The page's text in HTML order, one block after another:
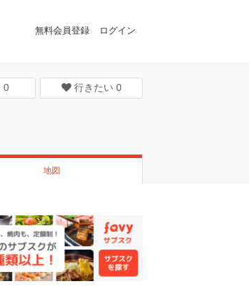
無料会員登録 ログイン
0 行きたい 0
地図